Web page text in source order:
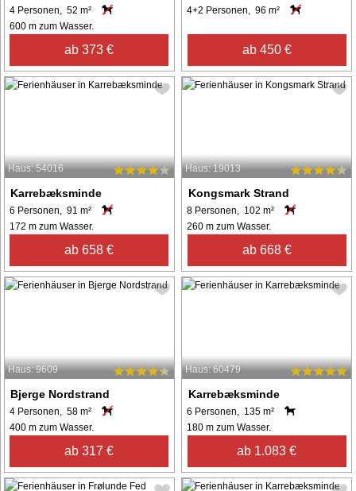
4 Personen, 52 m²
600 m zum Wasser.
ab 373 €
4+2 Personen, 96 m²
ab 450 €
Haus: 54016
Karrebæksminde
6 Personen, 91 m²
172 m zum Wasser.
ab 658 €
Haus: 19013
Kongsmark Strand
8 Personen, 102 m²
260 m zum Wasser.
ab 668 €
Haus: 9609
Bjerge Nordstrand
4 Personen, 58 m²
400 m zum Wasser.
ab 317 €
Haus: 60479
Karrebæksminde
6 Personen, 135 m²
180 m zum Wasser.
ab 1.083 €